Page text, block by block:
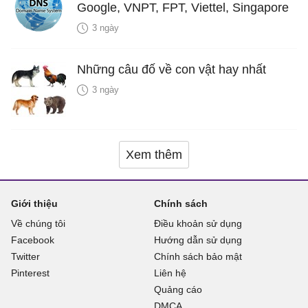
Google, VNPT, FPT, Viettel, Singapore
3 ngày
Những câu đố về con vật hay nhất
3 ngày
Xem thêm
Giới thiệu
Về chúng tôi
Facebook
Twitter
Pinterest
Chính sách
Điều khoản sử dụng
Hướng dẫn sử dụng
Chính sách bảo mật
Liên hệ
Quảng cáo